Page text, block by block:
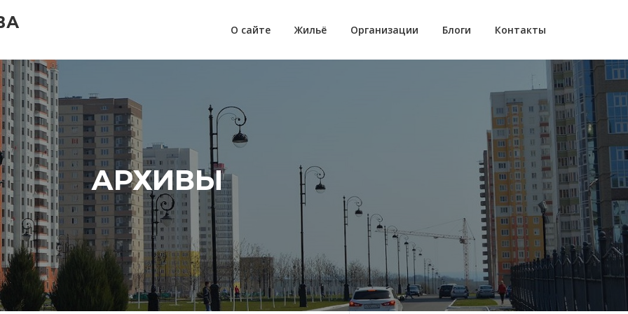
О сайте Жильё Организации Блоги Контакты
АРХИВЫ